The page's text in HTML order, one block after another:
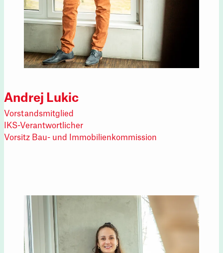
Andrej Lukic
Vorstandsmitglied
IKS-Verantwortlicher
Vorsitz Bau- und Immobilienkommission